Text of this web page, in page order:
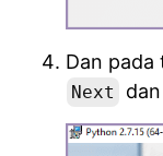
Dan pada
Next